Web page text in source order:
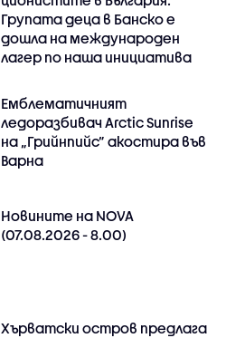
Групата деца в Банско е
дошла на международен
лагер по наша инициатива
Емблематичният
ледоразбивач Arctic Sunrise
на „Грийнпийс” акостира във
Варна
Новините на NOVA
(07.08.2026 - 8.00)
Хърватски остров предлага